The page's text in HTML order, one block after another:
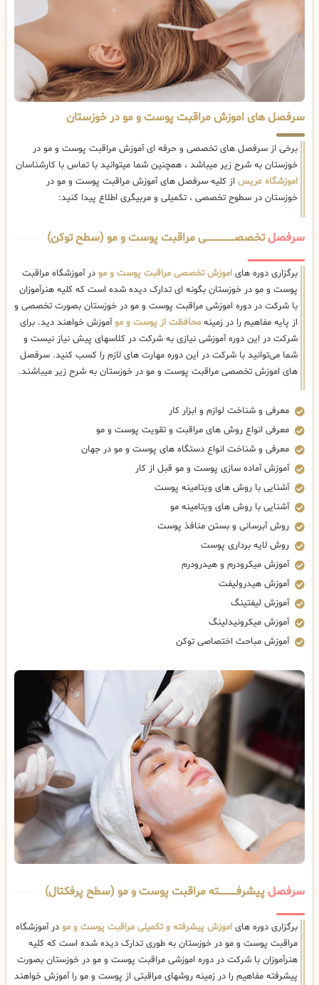
سرفصل های اموزش مراقبت پوست و مو در خوزستان
برخی از سرفصل های تخصصی و حرفه ای آموزش مراقبت پوست و مو در
خوزستان به شرح زیر میباشد ، همچنین شما میتوانید با تماس با کارشناسان
اموزشگاه عریس از کلیه سرفصل های آموزش مراقبت پوست و مو در
خوزستان در سطوح تخصصی ، تکمیلی و مربیگری اطلاع پیدا کنید:
سرفصلتخصصــــــــــــــــــــی مراقبت پوست و مو (سطح توکن)
برگزاری دوره های اموزش تخصصی مراقبت پوست و مو در آموزشگاه مراقبت
پوست و مو در خوزستان بگونه ای تدارک دیده شده است که کلیه هنرآموزان
با شرکت در دوره اموزشی مراقبت پوست و مو در خوزستان بصورت تخصصی و
از پایه مفاهیم را در زمینه محافظت از پوست و موآموزش خواهند دید. برای
شرکت در این دوره آموزشی نیازی به شرکت در کلاسهای پیش نیاز نیست و
شما می‌توانید با شرکت در این دوره مهارت های لازم را کسب کنید. سرفصل
های اموزش تخصصی مراقبت پوست و مو در خوزستان به شرح زیر میباشند.
معرفی و شناخت لوازم و ابزار کار
معرفی انواع روش های مراقبت و تقویت پوست و مو
معرفی و شناخت انواع دستگاه های پوست و مو در جهان
آموزش آماده سازی پوست و مو قبل از کار
آشنایی با روش های ویتامینه پوست
آشنایی با روش های ویتامینه مو
روش آبرسانی و بستن منافذ پوست
روش لایه برداری پوست
آموزش میکرودرم و هیدرودرم
آموزش هیدرولیفت
آموزش لیفتینگ
آموزش میکرونیدلینگ
آموزش مباحث اختصاصی توکن
سرفصلپیشرفــــــــــــته مراقبت پوست و مو (سطح پرفکتال)
برگزاری دوره های اموزش پیشرفته و تکمیلی مراقبت پوست و مو در آموزشگاه
مراقبت پوست و مو در خوزستان به طوری تدارک دیده شده است که کلیه
هنرآموزان با شرکت در دوره اموزشی مراقبت پوست و مو در خوزستان بصورت
پیشرفته مفاهیم را در زمینه روشهای مراقبتی از پوست و مو را آموزش خواهند